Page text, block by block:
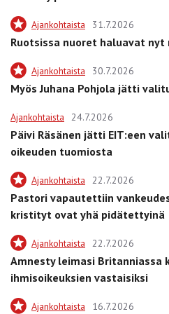
Ajankohtaista 31.7.2026
Ruotsissa nuoret haluavat
Ajankohtaista 30.7.2026
Myös Juhana Pohjola jätti
Ajankohtaista 24.7.2026
Päivi Räsänen jätti EIT:een
oikeuden tuomiosta
Ajankohtaista 22.7.2026
Pastori vapautettiin
kristityt ovat yhä pidätettyinä
Ajankohtaista 22.7.2026
Amnesty leimasi
ihmisoikeuksien vastaisiksi
Ajankohtaista 16.7.2026